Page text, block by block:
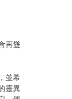
再聳
並希
靈異